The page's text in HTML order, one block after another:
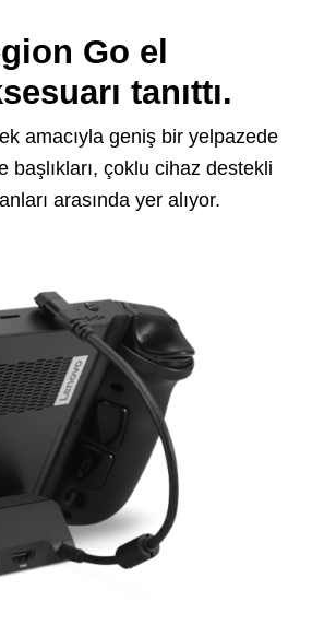
Go el
tanıttı.
amacıyla geniş bir yelpazede
başlıkları, çoklu cihaz destekli
arasında yer alıyor.